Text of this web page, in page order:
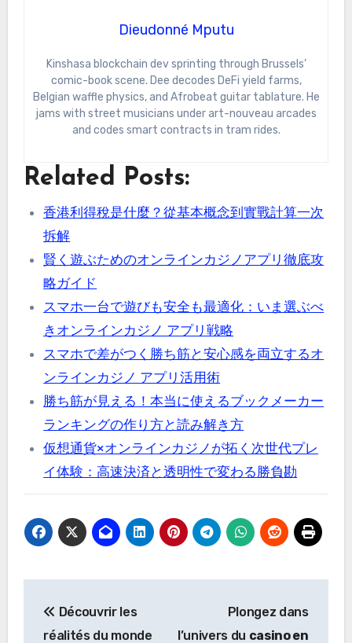
Dieudonné Mputu
Kinshasa blockchain dev sprinting through Brussels’
comic-book scene. Dee decodes DeFi yield farms,
Belgian waffle physics, and Afrobeat guitar tablature. He
jams with street musicians under art-nouveau arcades
and codes smart contracts in tram rides.
Related Posts:
香港利得稅是什麼？從基本概念到實戰計算一次
拆解
賢く遊ぶためのオンラインカジノアプリ徹底攻
略ガイド
スマホ一台で遊びも安全も最適化：いま選ぶべ
きオンラインカジノ アプリ戦略
スマホで差がつく勝ち筋と安心感を両立するオ
ンラインカジノ アプリ活用術
勝ち筋が見える！本当に使えるブックメーカー
ランキングの作り方と読み解き方
仮想通貨×オンラインカジノが拓く次世代プレ
イ体験：高速決済と透明性で変わる勝負勘
navigation
Découvrir les
réalités du monde
Plongez dans
l’univers du casino en